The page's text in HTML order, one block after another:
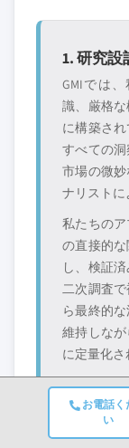
お電話く
い
3.12 成長
3.13 ポー
3.14
当社の市
されてい
を含む全
ムアップ
ルセクシ
焦点を当
るもので
グローバ
層に属さ
域・国内
ーダー企
新興の破
業、スタ
プ、また
界からの
1. 研究
GMIでは
識、厳格
に構築さ
すべての
市場の微
ナリストに
私たちの
の直接的
し、検証
二次調査
ら最終的
維持しな
に定量化さ